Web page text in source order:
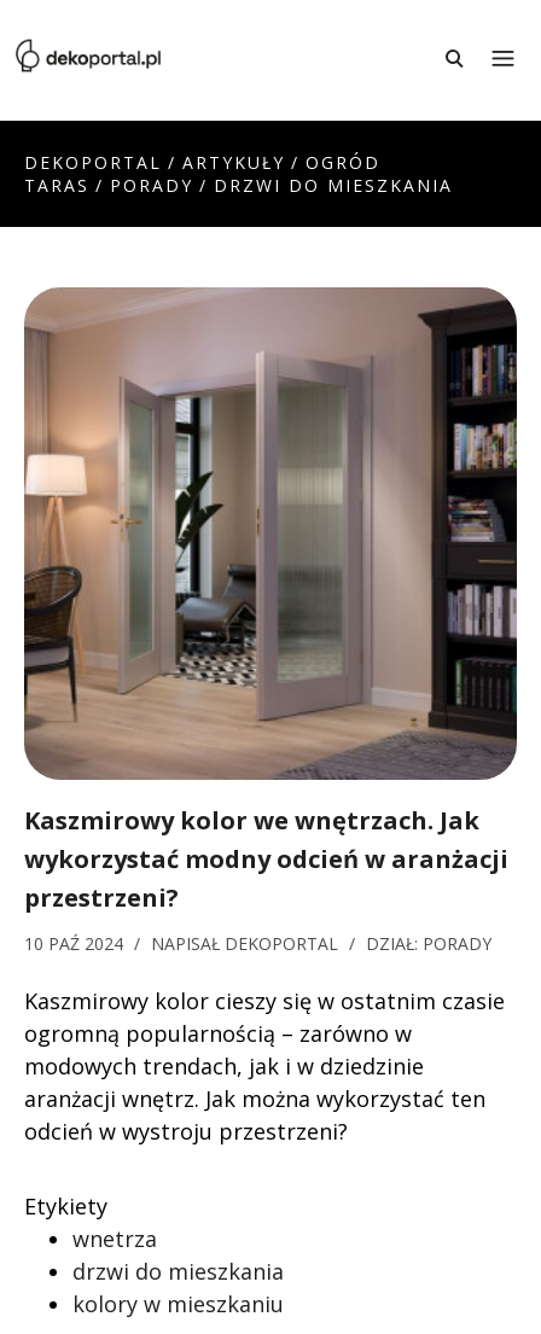
DEKOPORTAL / ARTYKUŁY / OGRÓD
TARAS / PORADY / DRZWI DO MIESZKANIA
Kaszmirowy kolor we wnętrzach. Jak
wykorzystać modny odcień w aranżacji
przestrzeni?
10 PAŹ 2024 / NAPISAŁ DEKOPORTAL / DZIAŁ: PORADY
Kaszmirowy kolor cieszy się w ostatnim czasie
ogromną popularnością – zarówno w
modowych trendach, jak i w dziedzinie
aranżacji wnętrz. Jak można wykorzystać ten
odcień w wystroju przestrzeni?
Etykiety
wnetrza
drzwi do mieszkania
kolory w mieszkaniu